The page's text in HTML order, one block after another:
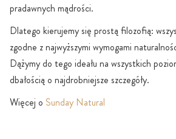
pradawnych mądrości.
Dlatego kierujemy się prostą filozofią:
zgodne z najwyższymi wymogami
Dążymy do tego ideału na wszystkich
dbałością o najdrobniejsze szczegóły.
Więcej o Sunday Natural